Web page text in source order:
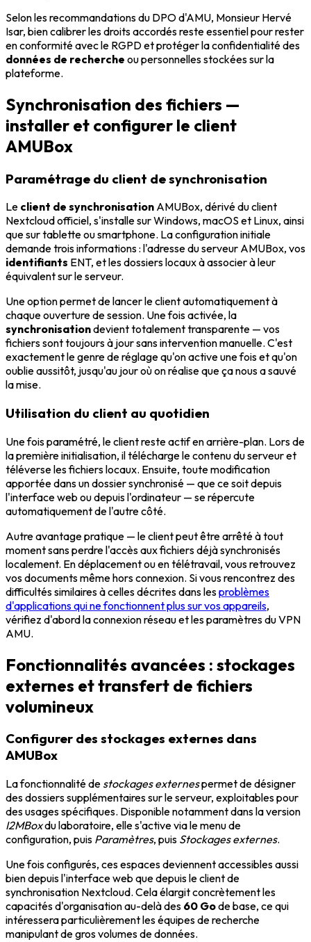
Selon les recommandations du DPO d'AMU, Monsieur Hervé
Isar, bien calibrer les droits accordés reste essentiel pour rester
en conformité avec le RGPD et protéger la confidentialité des
données de recherche ou personnelles stockées sur la
plateforme.
Synchronisation des fichiers —
installer et configurer le client
AMUBox
Paramétrage du client de synchronisation
Le client de synchronisation AMUBox, dérivé du client
Nextcloud officiel, s'installe sur Windows, macOS et Linux, ainsi
que sur tablette ou smartphone. La configuration initiale
demande trois informations : l'adresse du serveur AMUBox, vos
identifiants ENT, et les dossiers locaux à associer à leur
équivalent sur le serveur.
Une option permet de lancer le client automatiquement à
chaque ouverture de session. Une fois activée, la
synchronisationdevient totalement transparente — vos
fichiers sont toujours à jour sans intervention manuelle. C'est
exactement le genre de réglage qu'on active une fois et qu'on
oublie aussitôt, jusqu'au jour où on réalise que ça nous a sauvé
la mise.
Utilisation du client au quotidien
Une fois paramétré, le client reste actif en arrière-plan. Lors de
la première initialisation, il télécharge le contenu du serveur et
téléverse les fichiers locaux. Ensuite, toute modification
apportée dans un dossier synchronisé — que ce soit depuis
l'interface web ou depuis l'ordinateur — se répercute
automatiquement de l'autre côté.
Autre avantage pratique — le client peut être arrêté à tout
moment sans perdre l'accès aux fichiers déjà synchronisés
localement. En déplacement ou en télétravail, vous retrouvez
vos documents même hors connexion. Si vous rencontrez des
difficultés similaires à celles décrites dans lesproblèmes
d'applications qui ne fonctionnent plus sur vos appareils,
vérifiez d'abord la connexion réseau et les paramètres du VPN
AMU.
Fonctionnalités avancées : stockages
externes et transfert de fichiers
volumineux
Configurer des stockages externes dans
AMUBox
La fonctionnalité de stockages externespermet de désigner
des dossiers supplémentaires sur le serveur, exploitables pour
des usages spécifiques. Disponible notamment dans la version
I2MBoxdu laboratoire, elle s'active via le menu de
configuration, puis Paramètres, puis Stockages externes.
Une fois configurés, ces espaces deviennent accessibles aussi
bien depuis l'interface web que depuis le client de
synchronisation Nextcloud. Cela élargit concrètement les
capacités d'organisation au-delà des 60 Gode base, ce qui
intéressera particulièrement les équipes de recherche
manipulant de gros volumes de données.